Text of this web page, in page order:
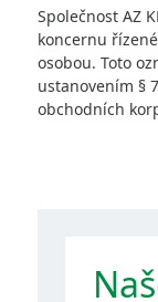
Společnost AZ
koncernu
osobou. Toto
ustanovením §
obchodních